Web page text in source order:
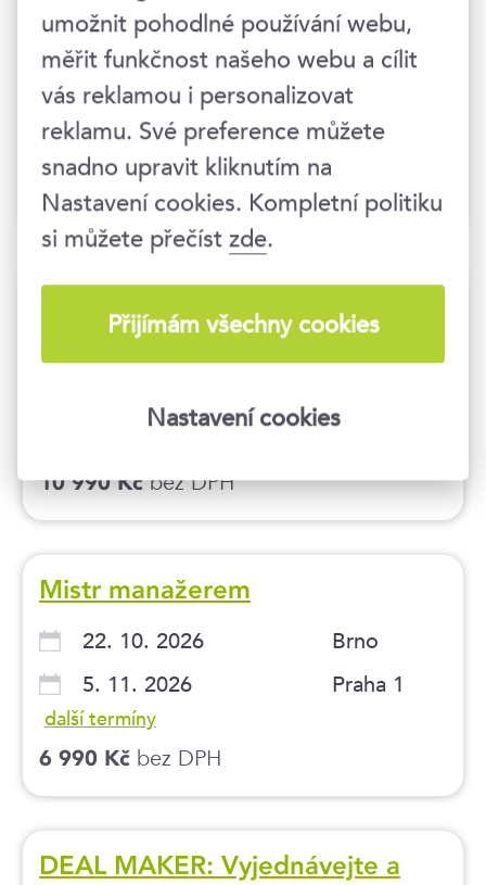
Umění pochválit i vytknout –
zpětná vazba s respektem
13. 10. 2026
Praha 1
7 990 Kčbez DPH
korporaci
Praha 1
10 990 Kčbez DPH
Mistr manažerem
22. 10. 2026
Brno
5. 11. 2026
Praha 1
další termíny
6 990 Kč bez DPH
DEAL MAKER: Vyjednávejte a
umožnit pohodlné používání webu,
měřit funkčnost našeho webu a cílit
vás reklamou i personalizovat
reklamu. Své preference můžete
snadno upravit kliknutím na
Nastavení cookies. Kompletní politiku
si můžete přečístzde.
Přijímám všechny cookies
Nastavení cookies